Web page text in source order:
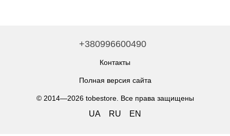
+380996600490
Контакты
Полная версия сайта
© 2014—2026 tobestore. Все права защищены
UA RU EN